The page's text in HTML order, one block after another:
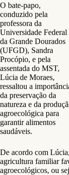
O bate-papo,
conduzido pela
professora da
Universidade Federal
da Grande Dourados
(UFGD), Sandra
Procópio, e pela
assentada do MST,
Lúcia de Moraes,
ressaltou a
da preservação da
natureza e da
agroecológica para
garantir alimentos
saudáveis.
De acordo com
agricultura familiar
agroecológicos, ou